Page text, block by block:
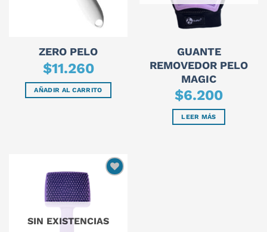
ZERO PELO
$11.260
AÑADIR AL CARRITO
GUANTE
REMOVEDOR PELO
MAGIC
$6.200
LEER MÁS
SIN EXISTENCIAS